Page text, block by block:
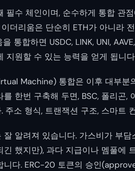
필수 체인이며, 순수하게 통합 관
더리움은 단순히 ETH가 아니라
통합하면 USDC, LINK, UNI,
지원할 수 있는 능력을 얻게 됩니
Machine) 통합은 이후 대부분
한번 구축해 두면, BSC, 폴리곤,
주소 형식, 트랜잭션 구조, 스마트
잘 알려져 있습니다. 가스비가 부
긴 했지만), 과다 지급이나 멤풀에
니다. ERC-20 토큰의 승인